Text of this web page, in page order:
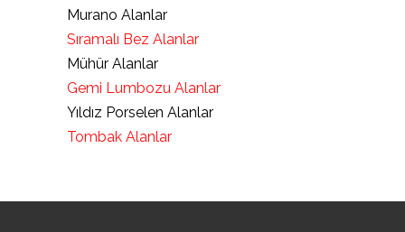
Murano Alanlar
Sıramalı Bez Alanlar
Mühür Alanlar
Gemi Lumbozu Alanlar
Yıldız Porselen Alanlar
Tombak Alanlar